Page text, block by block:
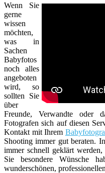
Wenn Sie
gerne
wissen
möchten,
was in
Sachen
Babyfotos
noch alles
angeboten
wird, so
sollten Sie
über
Freunde, Verwandte oder
Fotografen sich auf diesen
Kontakt mit Ihrem
Shooting immer gut beraten.
immer schnell geklärt
Sie besondere Wünsche
wunderschönen,